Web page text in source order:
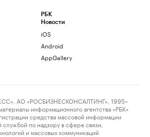
РБК
Новости
iOS
Android
AppGallery
АО «РОСБИЗНЕСКОНСАЛТИНГ», 1995–
информационного агентства «РБК»
средства массовой информации
по надзору в сфере связи,
и массовых коммуникаций